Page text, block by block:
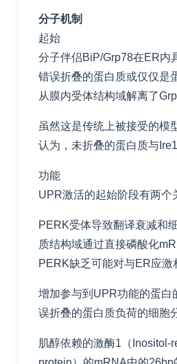
分子机制
起始
分子伴侣BiP/Grp78在ER内
错误折叠的蛋白质或仅仅是
从膜内受体结构域解离了
虽然这是传统上被接受的模
认为，未折叠的蛋白质与
功能
UPR激活的起始阶段有两个
PERK受体导致翻译衰减和
质结构域通过直接磷酸化
PERK缺乏可能对与ER应激
增加参与到UPR功能的蛋白
误折叠的蛋白质负荷的细胞
肌醇依赖的激酶1（